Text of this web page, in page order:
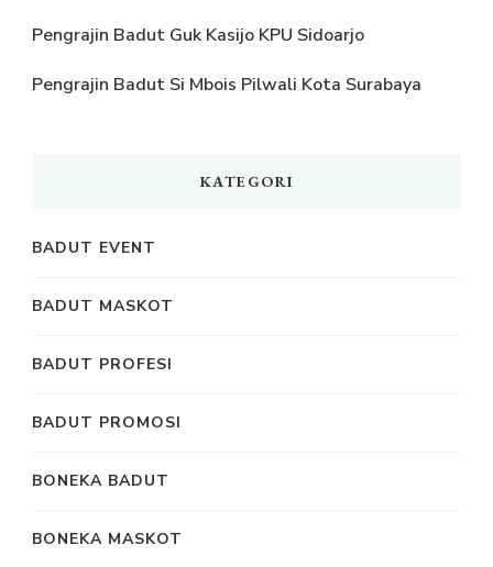
Pengrajin Badut Guk Kasijo KPU Sidoarjo
Pengrajin Badut Si Mbois Pilwali Kota Surabaya
KATEGORI
BADUT EVENT
BADUT MASKOT
BADUT PROFESI
BADUT PROMOSI
BONEKA BADUT
BONEKA MASKOT